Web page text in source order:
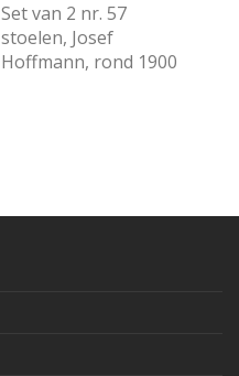
Set van 2 nr. 57
stoelen, Josef
Hoffmann, rond 1900